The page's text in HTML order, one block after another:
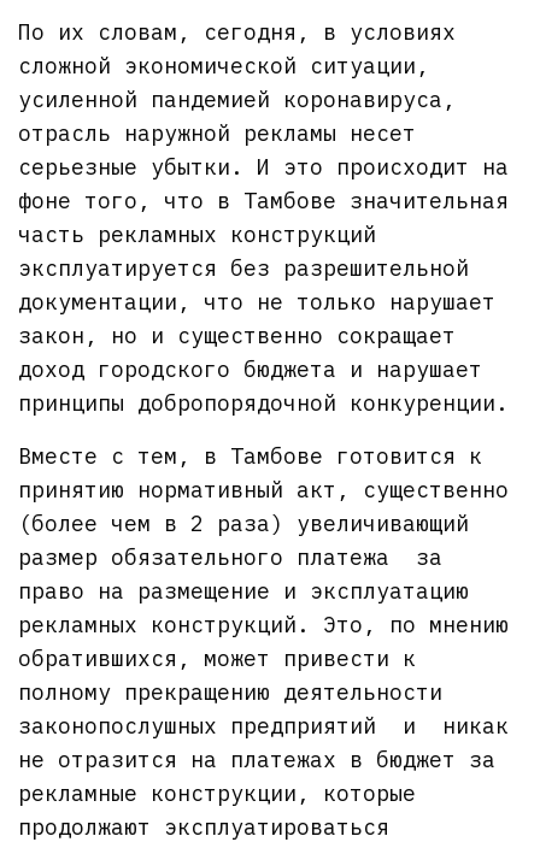
По их словам, сегодня, в условиях
сложной экономической ситуации,
усиленной пандемией коронавируса,
отрасль наружной рекламы несет
серьезные убытки. И это происходит на
фоне того, что в Тамбове значительная
часть рекламных конструкций
эксплуатируется без разрешительной
документации, что не только нарушает
закон, но и существенно сокращает
доход городского бюджета и нарушает
принципы добропорядочной конкуренции.
Вместе с тем, в Тамбове готовится к
принятию нормативный акт, существенно
(более чем в 2 раза) увеличивающий
размер обязательного платежа за
право на размещение и эксплуатацию
рекламных конструкций. Это, по мнению
обратившихся, может привести к
полному прекращению деятельности
законопослушных предприятий и никак
не отразится на платежах в бюджет за
рекламные конструкции, которые
продолжают эксплуатироваться